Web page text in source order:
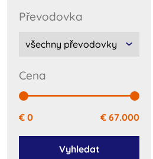
převodovka
cena
€ 0 € 67.000
Vyhledat